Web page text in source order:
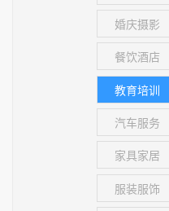
婚庆摄影
餐饮酒店
教育培训
汽车服务
家具家居
服装服饰